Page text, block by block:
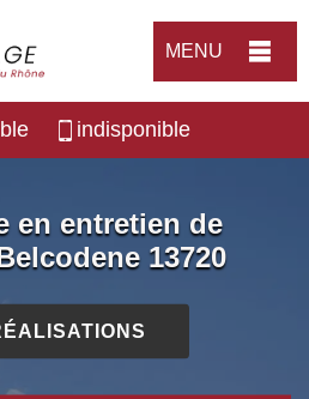
MENU
indisponible
en entretien de
13720